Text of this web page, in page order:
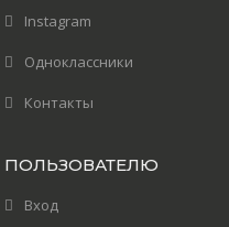
Instagram
Одноклассники
Контакты
ПОЛЬЗОВАТЕЛЮ
Вход